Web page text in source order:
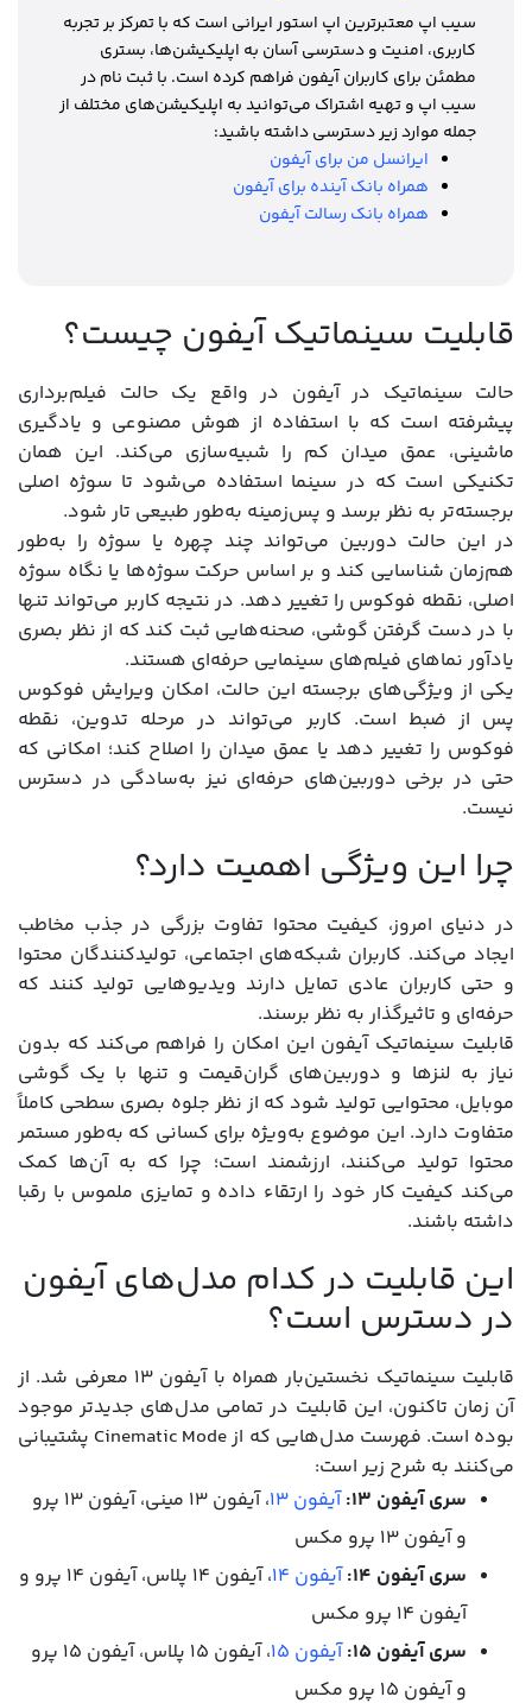
سیب اپ معتبرترین اپ استور ایرانی است که با تمرکز بر تجربه
کاربری، امنیت و دسترسی آسان به اپلیکیشن‌ها، بستری
مطمئن برای کاربران آیفون فراهم کرده است. با ثبت نام در
سیب اپ و تهیه اشتراک می‌توانید به اپلیکیشن‌های مختلف از
جمله موارد زیر دسترسی داشته باشید:
ایرانسل من برای آیفون
همراه بانک آینده برای آیفون
همراه بانک رسالت آیفون
قابلیت سینماتیک آیفون چیست؟
حالت سینماتیک در آیفون در واقع یک حالت فیلم‌برداری
پیشرفته است که با استفاده از هوش مصنوعی و یادگیری
ماشینی، عمق میدان کم را شبیه‌سازی می‌کند. این همان
تکنیکی است که در سینما استفاده می‌شود تا سوژه اصلی
برجسته‌تر به نظر برسد و پس‌زمینه به‌طور طبیعی تار شود.
در این حالت دوربین می‌تواند چند چهره یا سوژه را به‌طور
هم‌زمان شناسایی کند و بر اساس حرکت سوژه‌ها یا نگاه سوژه
اصلی، نقطه فوکوس را تغییر دهد. در نتیجه کاربر می‌تواند تنها
با در دست گرفتن گوشی، صحنه‌هایی ثبت کند که از نظر بصری
یادآور نماهای فیلم‌های سینمایی حرفه‌ای هستند.
یکی از ویژگی‌های برجسته این حالت، امکان ویرایش فوکوس
پس از ضبط است. کاربر می‌تواند در مرحله تدوین، نقطه
فوکوس را تغییر دهد یا عمق میدان را اصلاح کند؛ امکانی که
حتی در برخی دوربین‌های حرفه‌ای نیز به‌سادگی در دسترس
نیست.
چرا این ویژگی اهمیت دارد؟
در دنیای امروز، کیفیت محتوا تفاوت بزرگی در جذب مخاطب
ایجاد می‌کند. کاربران شبکه‌های اجتماعی، تولیدکنندگان محتوا
و حتی کاربران عادی تمایل دارند ویدیوهایی تولید کنند که
حرفه‌ای و تاثیرگذار به نظر برسند.
قابلیت سینماتیک آیفون این امکان را فراهم می‌کند که بدون
نیاز به لنزها و دوربین‌های گران‌قیمت و تنها با یک گوشی
موبایل، محتوایی تولید شود که از نظر جلوه بصری سطحی کاملاً
متفاوت دارد. این موضوع به‌ویژه برای کسانی که به‌طور مستمر
محتوا تولید می‌کنند، ارزشمند است؛ چرا که به آن‌ها کمک
می‌کند کیفیت کار خود را ارتقاء داده و تمایزی ملموس با رقبا
داشته باشند.
این قابلیت در کدام مدل‌های آیفون
در دسترس است؟
قابلیت سینماتیک نخستین‌بار همراه با آیفون ۱۳ معرفی شد. از
آن زمان تاکنون، این قابلیت در تمامی مدل‌های جدیدتر موجود
بوده است. فهرست مدل‌هایی که از Cinematic Mode پشتیبانی
می‌کنند به شرح زیر است:
سری آیفون ۱۳:
آیفون ۱۳
، آیفون ۱۳ مینی، آیفون ۱۳ پرو
و آیفون ۱۳ پرو مکس
سری آیفون ۱۴:
آیفون ۱۴
، آیفون ۱۴ پلاس، آیفون ۱۴ پرو و
آیفون ۱۴ پرو مکس
سری آیفون ۱۵:
آیفون ۱۵
، آیفون ۱۵ پلاس، آیفون ۱۵ پرو
و آیفون ۱۵ پرو مکس